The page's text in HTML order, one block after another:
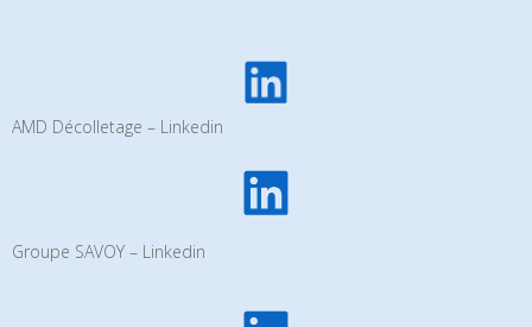
AMD Décolletage – Linkedin
Groupe SAVOY – Linkedin